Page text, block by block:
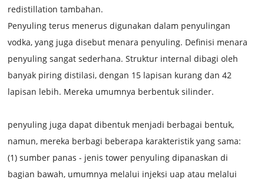
redistillation tambahan.
Penyuling terus menerus digunakan dalam penyulingan
vodka, yang juga disebut menara penyuling. Definisi menara
penyuling sangat sederhana. Struktur internal dibagi oleh
banyak piring distilasi, dengan 15 lapisan kurang dan 42
lapisan lebih. Mereka umumnya berbentuk silinder.
penyuling juga dapat dibentuk menjadi berbagai bentuk,
namun, mereka berbagi beberapa karakteristik yang sama:
(1) sumber panas - jenis tower penyuling dipanaskan di
bagian bawah, umumnya melalui injeksi uap atau melalui